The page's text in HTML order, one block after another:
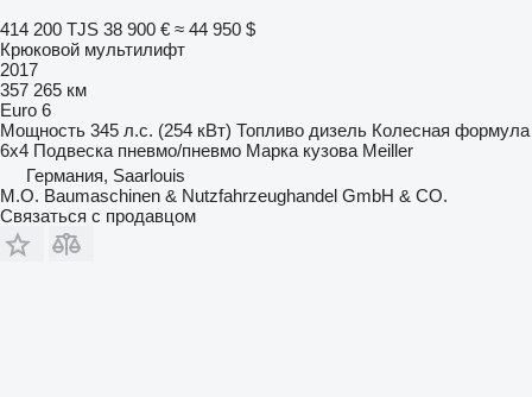
414 200 TJS 38 900 € ≈ 44 950 $
Крюковой мультилифт
2017
357 265 км
Euro 6
Мощность 345 л.с. (254 кВт) Топливо дизель Колесная формула
6x4 Подвеска пневмо/пневмо Марка кузова Meiller
Германия, Saarlouis
M.O. Baumaschinen & Nutzfahrzeughandel GmbH & CO.
Связаться с продавцом